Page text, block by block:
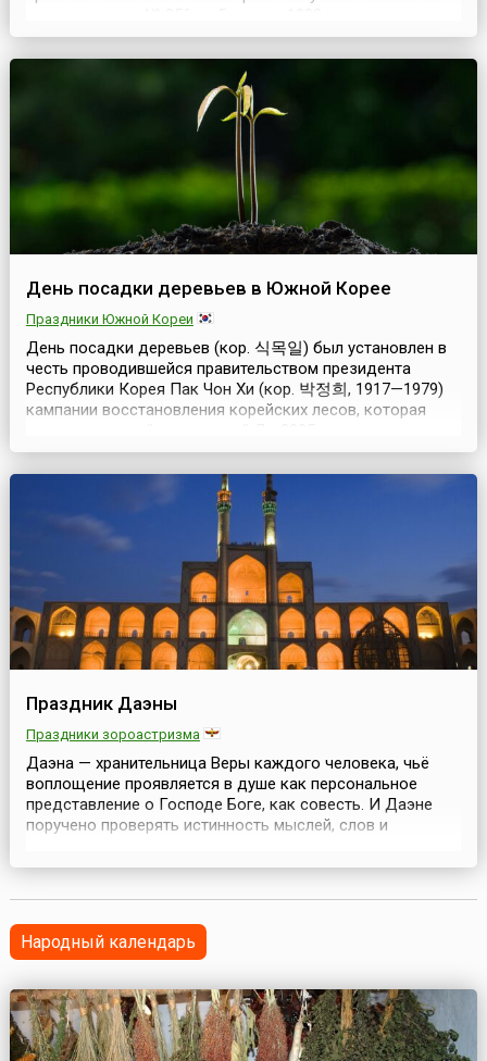
«Положения о паспортной системе в Республике
Казахстан» — была реорганизована паспортно-визовая
служба Республики. Реорганизация явилась прямым
следствием измене...
День посадки деревьев в Южной Корее
Праздники Южной Кореи
День посадки деревьев (кор. 식목일) был установлен в
честь проводившейся правительством президента
Республики Корея Пак Чон Хи (кор. 박정희, 1917—1979)
кампании восстановления корейских лесов, которая
был государственным выходным в стране, но и сейчас
сохранились традиции празднования. В этот день
многие жители Южной Кореи принимают участие в
работах...
Праздник Даэны
Праздники зороастризма
Даэна — хранительница Веры каждого человека, чьё
воплощение проявляется в душе как персональное
представление о Господе Боге, как совесть. И Даэне
поручено проверять истинность мыслей, слов и
после смерти — сопровождать человека на его суд. Сам
Народный календарь